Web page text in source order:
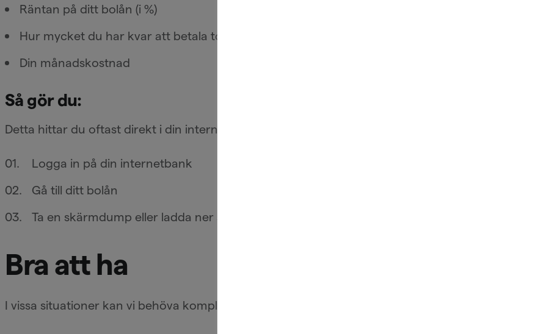
Räntan på ditt bolån (i %)
Hur mycket du har kvar att betala totalt (din utestående skuld)
Din månadskostnad
Så gör du:
Detta hittar du oftast direkt i din internetbank eller på din senaste bolåneavi.
Logga in på din internetbank
Gå till ditt bolån
Ta en skärmdump eller ladda ner senaste avi
Bra att ha
I vissa situationer kan vi behöva komplettera med lite mer information. Det är helt normalt och vi